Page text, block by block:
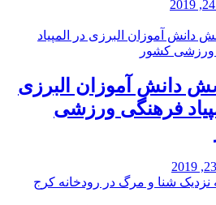
دانش آموزان البرزی
فرهنگی ورزشی